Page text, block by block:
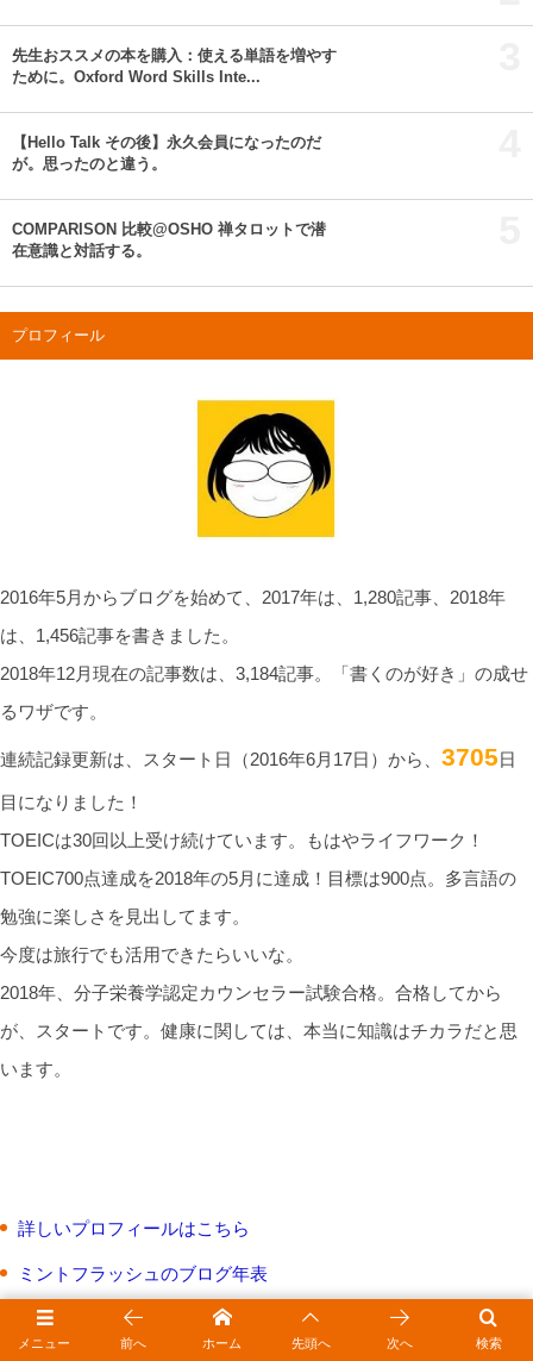
先生おススメの本を購入：使える単語を増やす
ために。Oxford Word Skills Inte...
【Hello Talk その後】永久会員になったのだ
が。思ったのと違う。
COMPARISON 比較@OSHO 禅タロットで潜
在意識と対話する。
プロフィール
2016年5月からブログを始めて、2017年は、1,280記事、2018年
は、1,456記事を書きました。
2018年12月現在の記事数は、3,184記事。「書くのが好き」の成せ
るワザです。
連続記録更新は、スタート日（2016年6月17日）から、 3705日
目になりました！
TOEICは30回以上受け続けています。もはやライフワーク！
TOEIC700点達成を2018年の5月に達成！目標は900点。多言語の
勉強に楽しさを見出してます。
今度は旅行でも活用できたらいいな。
2018年、分子栄養学認定カウンセラー試験合格。合格してから
が、スタートです。健康に関しては、本当に知識はチカラだと思
います。
詳しいプロフィールはこちら
ミントフラッシュのブログ年表
メニュー 検索
前へ ホーム 先頭へ 次へ